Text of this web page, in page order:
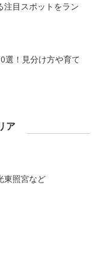
注目スポットをラン
選！見分け方や育て
ア
東照宮など